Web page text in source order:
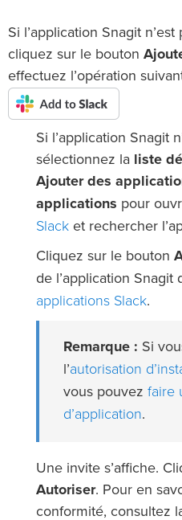
Si l’application Snagit
cliquez sur le bouton
effectuez l’opération
Si l’application Snagit
sélectionnez la
liste
Ajouter des
applications pour
Slack et rechercher
Cliquez sur le bouton
de l’application Snagit
applications Slack.
Remarque : Si
l’autorisation
vous pouvez faire
d’application.
Une invite s’affiche.
Autoriser. Pour en
conformité, consultez